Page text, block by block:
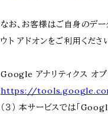
なお、お客様はご自身のデ
ウト アドオンをご利用くださ
Google アナリティクス オプ
https://
（３） 本サービスでは「